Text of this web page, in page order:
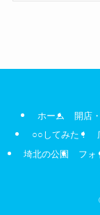
ホーム 開店
○○してみた！
埼北の公園
フォ